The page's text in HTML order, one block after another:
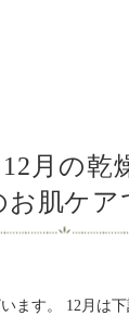
月の
お肌ケア
ます。 12月は